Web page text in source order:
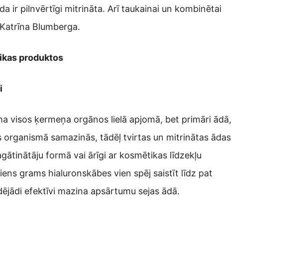
ir pilnvērtīgi mitrināta. Arī taukainai un kombinētai
Blumberga.
produktos
visos ķermeņa orgānos lielā apjomā, bet primāri ādā,
samazinās, tādēļ tvirtas un mitrinātas ādas
formā vai ārīgi ar kosmētikas līdzekļu
grams hialuronskābes vien spēj saistīt līdz pat
efektīvi mazina apsārtumu sejas ādā.